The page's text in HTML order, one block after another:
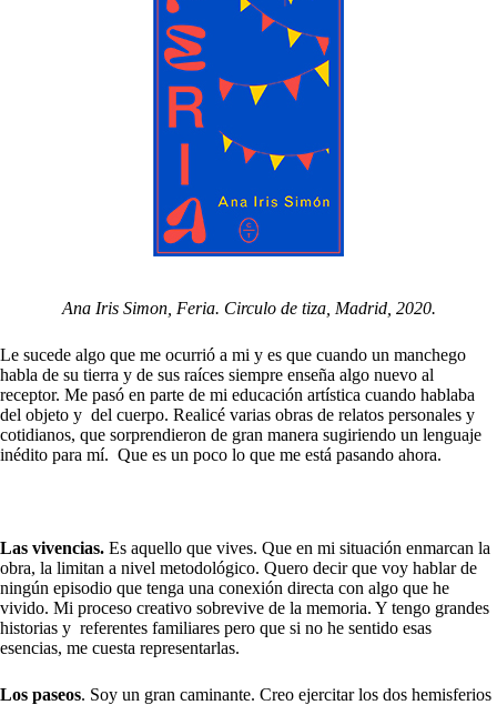
Ana Iris Simon, Feria. Circulo de tiza, Madrid, 2020.
Le sucede algo que me ocurrió a mi y es que cuando un manchego
habla de su tierra y de sus raíces siempre enseña algo nuevo al
receptor. Me pasó en parte de mi educación artística cuando hablaba
del objeto y del cuerpo. Realicé varias obras de relatos personales y
cotidianos, que sorprendieron de gran manera sugiriendo un lenguaje
inédito para mí. Que es un poco lo que me está pasando ahora.
Las vivencias. Es aquello que vives. Que en mi situación enmarcan la
obra, la limitan a nivel metodológico. Quero decir que voy hablar de
ningún episodio que tenga una conexión directa con algo que he
vivido. Mi proceso creativo sobrevive de la memoria. Y tengo grandes
historias y referentes familiares pero que si no he sentido esas
esencias, me cuesta representarlas.
Los paseos. Soy un gran caminante. Creo ejercitar los dos hemisferios